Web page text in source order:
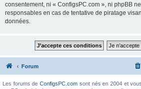
consentement, ni « ConfigsPC.com », ni phpBB
responsables en cas de tentative de piratage
données.
Forum
Les forums deConfigsPC.com sont nés en 2004 et